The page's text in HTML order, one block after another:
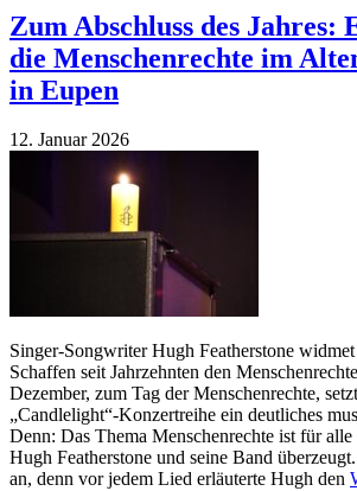
Zum Abschluss des Jahres:
die Menschenrechte im
in Eupen
12. Januar 2026
Singer-Songwriter Hugh Featherstone
Schaffen seit Jahrzehnten den
Dezember, zum Tag der Menschenrechte,
„Candlelight“-Konzertreihe ein deutliches
Denn: Das Thema Menschenrechte ist für
Hugh Featherstone und seine Band
an, denn vor jedem Lied erläuterte Hugh den